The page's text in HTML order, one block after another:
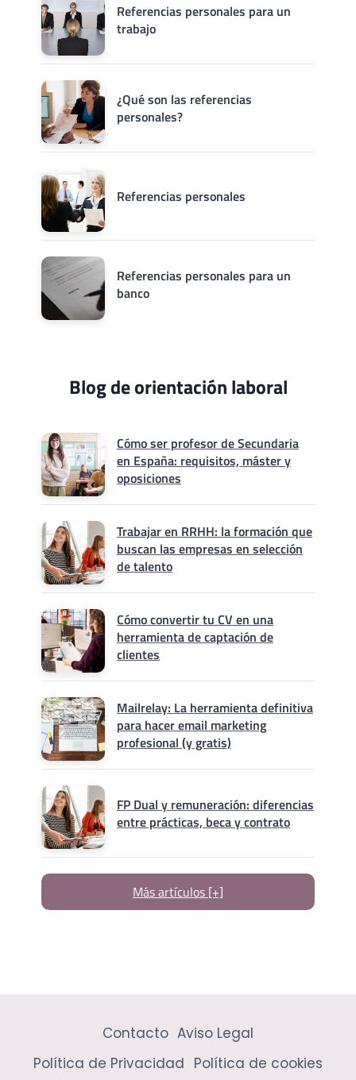
Referencias personales para un
trabajo
¿Qué son las referencias
personales?
Referencias personales
Referencias personales para un
banco
Blog de orientación laboral
Cómo ser profesor de Secundaria
en España: requisitos, máster y
oposiciones
Trabajar en RRHH: la formación que
buscan las empresas en selección
de talento
Cómo convertir tu CV en una
herramienta de captación de
clientes
Mailrelay: La herramienta definitiva
para hacer email marketing
profesional (y gratis)
FP Dual y remuneración: diferencias
entre prácticas, beca y contrato
Más artículos [+]
Contacto Aviso Legal
Política de Privacidad Política de cookies